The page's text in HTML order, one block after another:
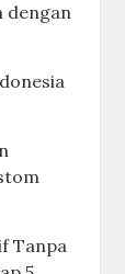
dengan
Tanpa